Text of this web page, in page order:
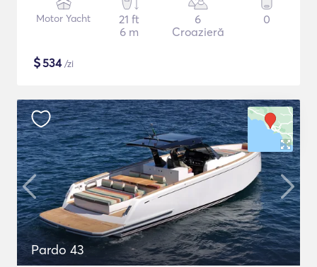
Motor Yacht
21 ft
6 m
6
Croazieră
0
$534/zi
Pardo 43